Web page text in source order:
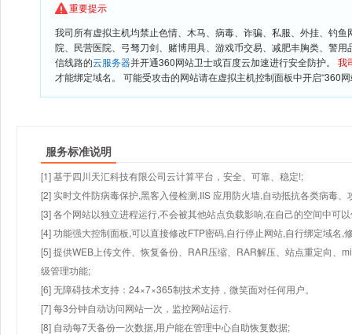
重要提示
我司所有虚拟主机均禁止色情、木马、病毒、诈骗、私服、外挂、钓
院、民营医院、弓驽刀剑、赌博用具、游戏币交易、减肥丰胸类、警
信线路的云服务器并开通360网站卫士或百度云加速进行安全防护。 我
才能绑定域名。 可能受攻击的网站请在虚拟主机控制面板中开启“360
服务标准说明
[1] 基于四川天汇科技有限公司云计算平台，安全、可靠、稳定!;
[2] 实时文件防病毒保护,黑客入侵检测,IIS 应用防火墙,自动抵抗各类病毒、
[3] 各个网站以独立进程运行,不会被其他站点负载影响,在自己的空间中可
[4] 功能强大控制面板,可以直接修改FTP密码,自行停止网站,自行绑定域名,
[5] 提供WEB上传文件、恢复备份、RAR压缩、RAR解压、站点重定向、
级管理功能;
[6] 无障碍技术支持：24×7×365制技术支持，微笑面对任何用户。
[7] 每3分钟自动访问网站一次，监控网站运行.
[8] 自动每7天备份一次数据,用户能在管理中心自助恢复数据;